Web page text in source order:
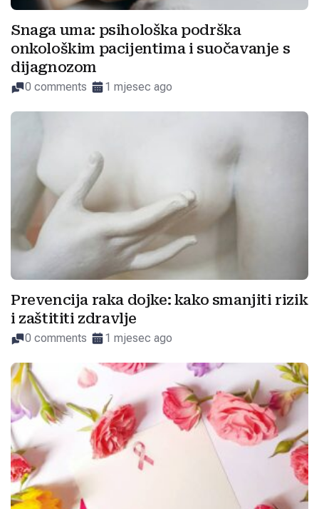
Snaga uma: psihološka podrška
onkološkim pacijentima i suočavanje s
dijagnozom
0 comments 1 mjesec ago
Prevencija raka dojke: kako smanjiti rizik
i zaštititi zdravlje
0 comments 1 mjesec ago